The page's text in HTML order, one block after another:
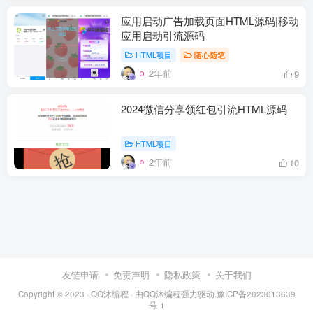
应用启动广告加载页面HTML源码|移动
应用启动引流源码
HTML项目 随心随笔
2年前 9
2024微信分享领红包引流HTML源码
HTML项目
2年前 10
友链申请 免责声明 隐私政策 关于我们
Copyright © 2023 · QQ沐编程 · 由QQ沐编程强力驱动. 豫ICP备2023013639
号-1